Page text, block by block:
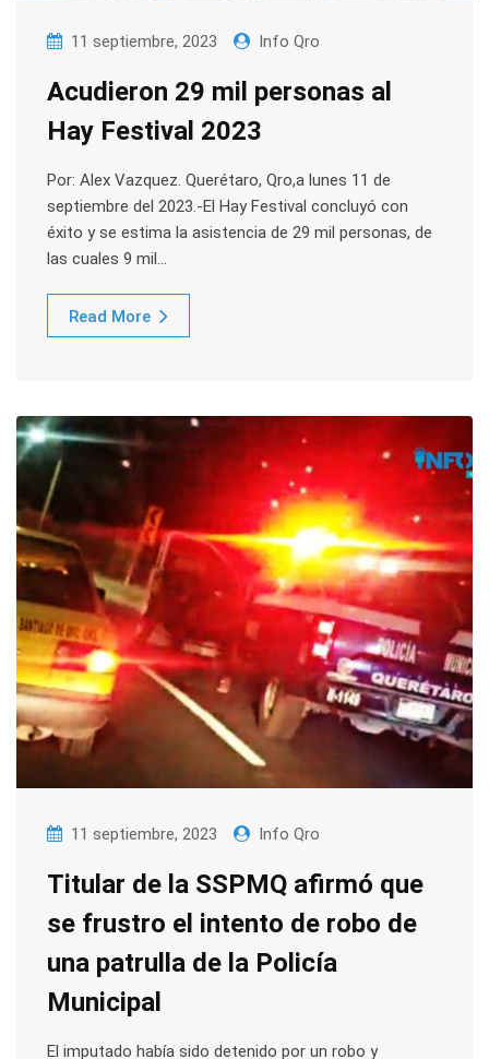
11 septiembre, 2023 Info Qro
Acudieron 29 mil personas al
Hay Festival 2023
Por: Alex Vazquez. Querétaro, Qro,a lunes 11 de
septiembre del 2023.-El Hay Festival concluyó con
éxito y se estima la asistencia de 29 mil personas, de
las cuales 9 mil…
Read More
11 septiembre, 2023 Info Qro
Titular de la SSPMQ afirmó que
se frustro el intento de robo de
una patrulla de la Policía
Municipal
El imputado había sido detenido por un robo y